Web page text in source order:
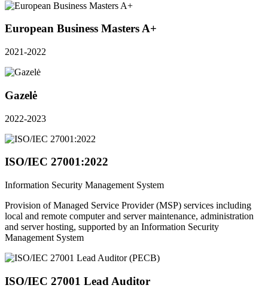
European Business Masters A+
2021-2022
Gazelė
2022-2023
ISO/IEC 27001:2022
Information Security Management System
Provision of Managed Service Provider (MSP) services including
local and remote computer and server maintenance, administration
and server hosting, supported by an Information Security
Management System
ISO/IEC 27001 Lead Auditor